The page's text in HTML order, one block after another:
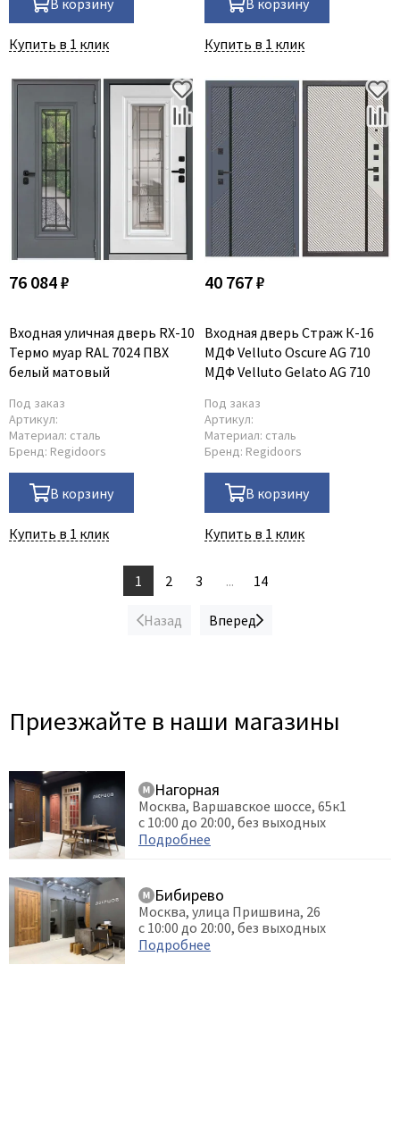
Купить в 1 клик Купить в 1 клик
76 084 ₽
Входная уличная дверь RX-10
Термо муар RAL 7024 ПВХ
белый матовый
Под заказ
Артикул:
Материал: сталь
Бренд: Regidoors
В корзину
Купить в 1 клик
40 767 ₽
Входная дверь Страж К-16
МДФ Velluto Oscure AG 710
МДФ Velluto Gelato AG 710
Под заказ
Артикул:
Материал: сталь
Бренд: Regidoors
В корзину
Купить в 1 клик
Назад
1 2 3 ... 14
Вперед
Приезжайте в наши магазины
Нагорная
Москва, Варшавское шоссе, 65к1
с 10:00 до 20:00, без выходных
Подробнее
Бибирево
Москва, улица Пришвина, 26
с 10:00 до 20:00, без выходных
Подробнее